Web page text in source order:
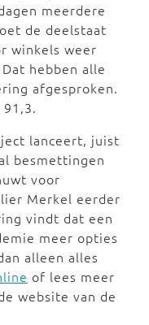
meerdere
de deelstaat
winkels weer
hebben alle
afgesproken.
lanceert, juist
besmettingen
voor
Merkel eerder
vindt dat een
meer opties
alleen alles
of lees meer
website van de